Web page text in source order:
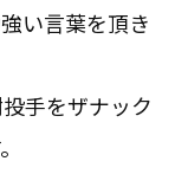
い言葉を頂き
手をザナック